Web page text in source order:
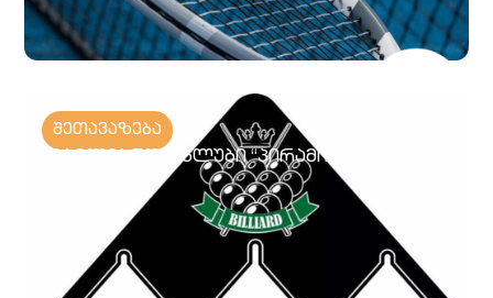
შეთავაზება
საბილიარდო კლუბი “პირამიდა” • Billiard